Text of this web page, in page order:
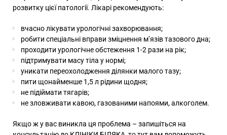
розвитку цієї патології. Лікарі рекомендують:
вчасно лікувати урологічні захворювання;
робити спеціальні вправи зміцнення м’язів тазового дна;
проходити урологічне обстеження 1-2 рази на рік;
підтримувати масу тіла у нормі;
уникати переохолодження ділянки малого тазу;
пити щонайменше 1,5 л рідини щодня;
не підіймати тягарів;
не зловживати кавою, газованими напоями, алкоголем.
Якщо ж у вас виникла ця проблема – запишіться на